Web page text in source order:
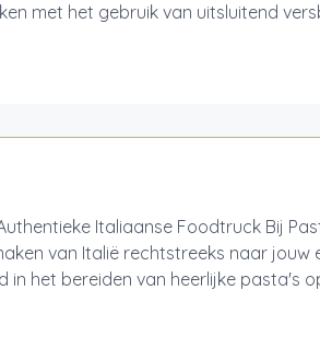
met het gebruik van uitsluitend
Italiaanse Foodtruck Bij
van Italië rechtstreeks naar jouw
het bereiden van heerlijke pasta's